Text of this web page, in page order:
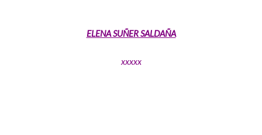
ELENA SUÑER SALDAÑA
xxxxx